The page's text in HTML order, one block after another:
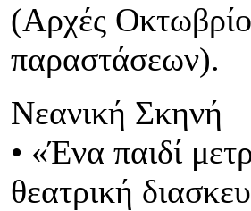
(Αρχές
παραστάσεων).
Νεανική Σκηνή
• «Ένα παιδί
θεατρική